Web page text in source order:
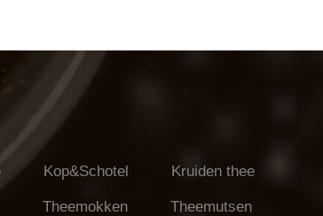
Kop&Schotel Kruiden thee
Theemokken Theemutsen